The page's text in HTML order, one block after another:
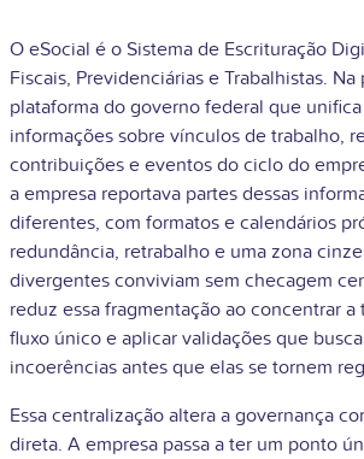
O eSocial é o Sistema de Escrituração
Fiscais, Previdenciárias e Trabalhistas. Na
plataforma do governo federal que
informações sobre vínculos de trabalho,
contribuições e eventos do ciclo do
a empresa reportava partes dessas
diferentes, com formatos e calendários
redundância, retrabalho e uma zona
divergentes conviviam sem checagem
reduz essa fragmentação ao concentrar a
fluxo único e aplicar validações que
incoerências antes que elas se tornem
Essa centralização altera a governança
direta. A empresa passa a ter um ponto